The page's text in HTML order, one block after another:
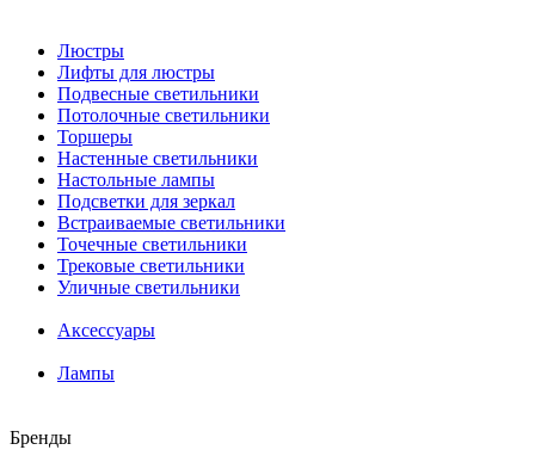
Люстры
Лифты для люстры
Подвесные светильники
Потолочные светильники
Торшеры
Настенные светильники
Настольные лампы
Подсветки для зеркал
Встраиваемые светильники
Точечные светильники
Трековые светильники
Уличные светильники
Аксессуары
Лампы
Бренды